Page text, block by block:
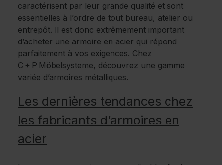
caractérisent par leur grande qualité et sont
essentielles à l’ordre de tout bureau, atelier ou
entrepôt. Il est donc extrêmement important
d’acheter une armoire en acier qui répond
parfaitement à vos exigences. Chez
C + P Möbelsysteme, découvrez une gamme
variée d’armoires métalliques.
Les dernières tendances chez
les fabricants d’armoires en
acier